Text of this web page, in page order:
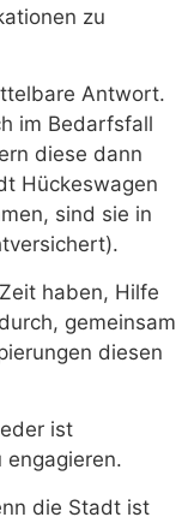
zu
Antwort.
im Bedarfsfall
diese dann
Hückeswagen
sind sie in
haben, Hilfe
gemeinsam
diesen
ist
die Stadt ist